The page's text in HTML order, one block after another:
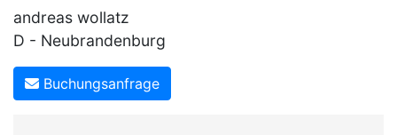
andreas wollatz
D - Neubrandenburg
Buchungsanfrage